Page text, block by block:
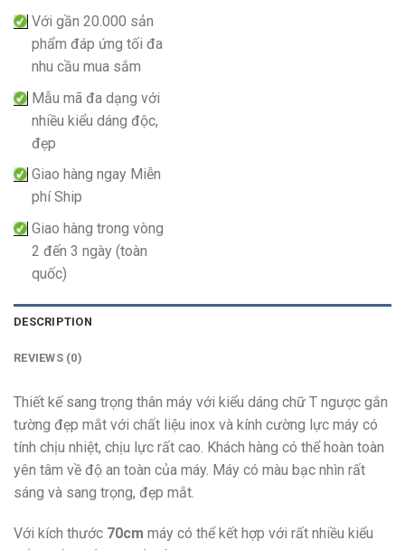
Với gần 20.000 sản
phẩm đáp ứng tối đa
nhu cầu mua sắm
Mẫu mã đa dạng với
nhiều kiểu dáng độc,
đẹp
Giao hàng ngay Miễn
phí Ship
Giao hàng trong vòng
2 đến 3 ngày (toàn
quốc)
DESCRIPTION
REVIEWS (0)
Thiết kế sang trọng thân máy với kiểu dáng chữ T ngược gắn
tường đẹp mắt với chất liệu inox và kính cường lực máy có
tính chịu nhiệt, chịu lực rất cao. Khách hàng có thể hoàn toàn
yên tâm về độ an toàn của máy. Máy có màu bạc nhìn rất
sáng và sang trọng, đẹp mắt.
Với kích thước 70cm máy có thể kết hợp với rất nhiều kiểu